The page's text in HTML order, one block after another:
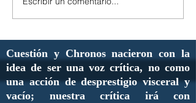
Cuestión y Chronos nacieron con la
idea de ser una voz crítica, no como
una acción de desprestigio visceral y
vacío; nuestra crítica irá con